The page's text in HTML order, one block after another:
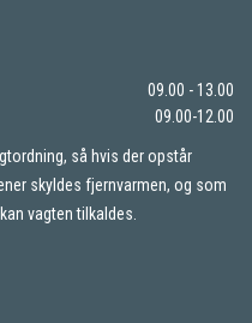
09.00 - 13.00
09.00-12.00
så hvis der opstår
skyldes fjernvarmen, og som
vagten tilkaldes.